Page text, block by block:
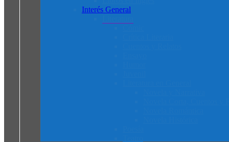
Interés General